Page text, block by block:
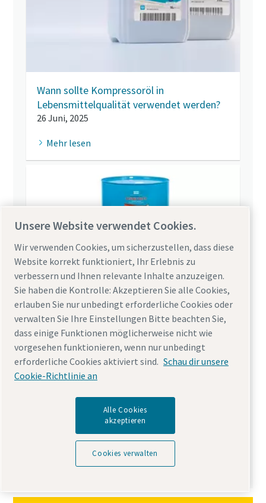
Wann sollte Kompressoröl in
Lebensmittelqualität verwendet werden?
26 Juni, 2025
Mehr lesen
Warum Sie sich für synthetisches
Kompressoröl entscheiden sollten
19 Dezember, 2022
nachzukommen – heute und in der Zukunft.
Mehr lesen
Unsere Website verwendet Cookies.
Wir verwenden Cookies, um sicherzustellen, dass diese
Website korrekt funktioniert, Ihr Erlebnis zu
verbessern und Ihnen relevante Inhalte anzuzeigen.
Sie haben die Kontrolle: Akzeptieren Sie alle Cookies,
erlauben Sie nur unbedingt erforderliche Cookies oder
verwalten Sie Ihre Einstellungen Bitte beachten Sie,
dass einige Funktionen möglicherweise nicht wie
vorgesehen funktionieren, wenn nur unbedingt
erforderliche Cookies aktiviert sind. Schau dir unsere
Cookie-Richtlinie an
Alle Cookies
akzeptieren
Cookies verwalten